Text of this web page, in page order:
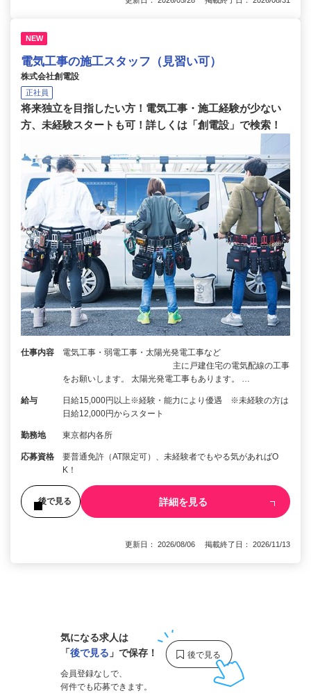
NEW
電気工事の施工スタッフ（見習い可）
株式会社創電設
正社員
将来独立を目指したい方！電気工事・施工経験が少ない
方、未経験スタートも可！詳しくは「創電設」で検索！
仕事内容
電気工事・弱電工事・太陽光発電工事など
主に戸建住宅の電気配線の工事
をお願いします。 太陽光発電工事もあります。 …
給与
日給15,000円以上※経験・能力により優遇 ※未経験の方は
日給12,000円からスタート
勤務地 東京都内各所
応募資格
要普通免許（AT限定可）、未経験者でもやる気があればO
K！
後で見る 詳細を見る
更新日： 2026/08/06 掲載終了日： 2026/11/13
気になる求人は
「後で見る 」で保存！
会員登録なしで、
何件でも応募できます。